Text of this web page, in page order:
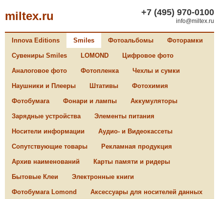
miltex.ru +7 (495) 970-0100
info@miltex.ru
Innova Editions Smiles Фотоальбомы Фоторамки
Сувениры Smiles LOMOND Цифровое фото
Аналоговое фото Фотопленка Чехлы и сумки
Наушники и Плееры Штативы Фотохимия
Фотобумага Фонари и лампы Аккумуляторы
Зарядные устройства Элементы питания
Носители информации Аудио- и Видеокассеты
Сопутствующие товары Рекламная продукция
Архив наименований Карты памяти и ридеры
Бытовые Клеи Электронные книги
Фотобумага Lomond Аксессуары для носителей данных